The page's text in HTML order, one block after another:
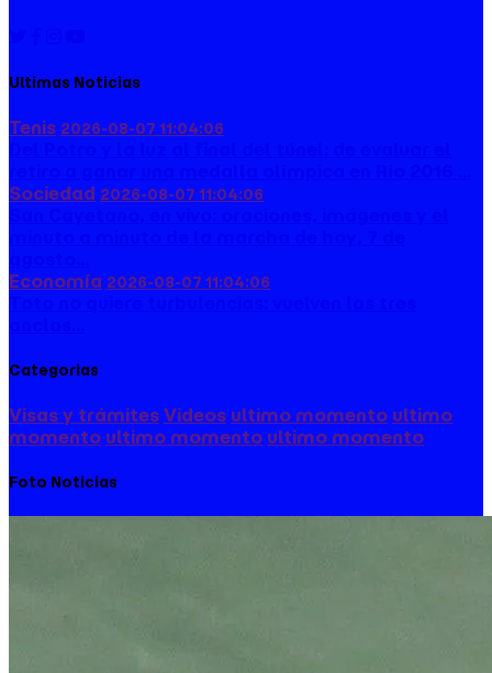
Ultimas Noticias
Tenis 2026-08-07 11:04:06
Sociedad 2026-08-07 11:04:06
Economía 2026-08-07 11:04:06
Categorias
Visas y trámites Videos ultimo momento ultimo
momento ultimo momento ultimo momento
Foto Noticias